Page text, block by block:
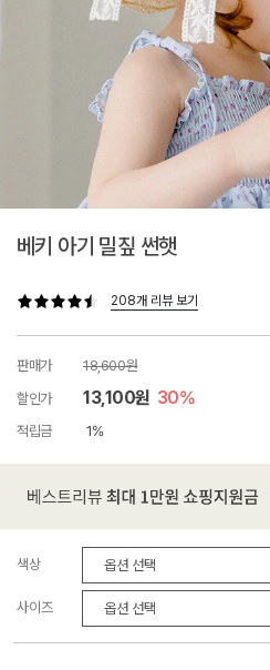
베키 아기 밀짚 썬햇
208개 리뷰 보기
판매가
18,600원
할인가
13,100원 30%
적립금 1%
색상
사이즈